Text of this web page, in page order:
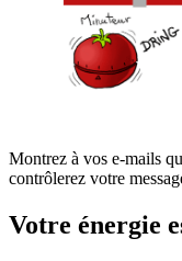
Montrez à vos e-mails
contrôlerez votre
Votre énergie